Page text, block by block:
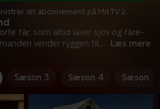
får, som altid laver sjov og fåre-
vender ryggen til,... Læs mere
dit abonnement på Mit TV 2.
Sæson 3 Sæson 4 Sæson 5